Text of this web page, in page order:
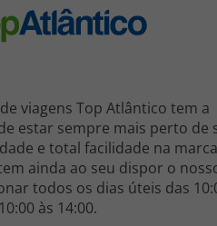
viagens Top Atlântico tem a
estar sempre mais perto de
e total facilidade na
ainda ao seu dispor o
todos os dias úteis das
às 14:00.